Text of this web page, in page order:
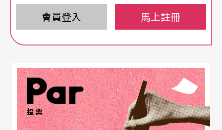
提琴（註）、MIDI音樂、鍵盤、現場混音、散文式
口白、歌唱、燈光變化，加上安德生以她清晰漂亮
而十分New Yorker的口音，敘述二十幾個關於她自
己的小故事，完全由她一人創作、操縱、表演。
色彩鮮豔，快樂的不得了
和安德生的其他作品比較起來，這部《快樂》所用
會員登入 馬上註冊
投票